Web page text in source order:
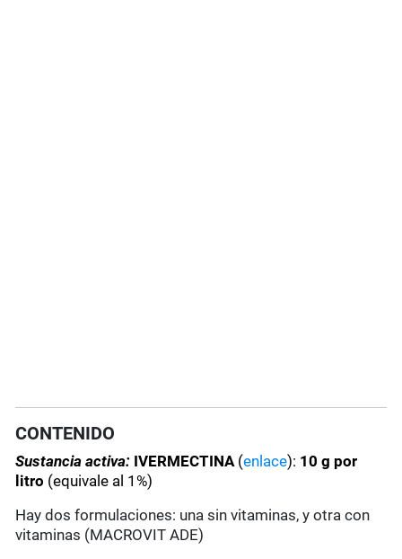
CONTENIDO
Sustancia activa: IVERMECTINA(enlace): 10 g por
litro (equivale al 1%)
Hay dos formulaciones: una sin vitaminas, y otra con
vitaminas (MACROVIT ADE)